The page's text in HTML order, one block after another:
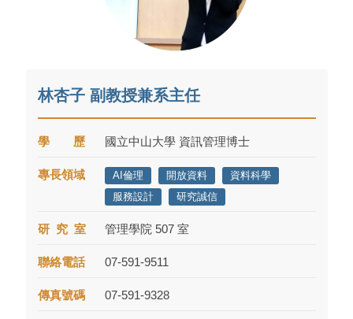
林杏子 副教授兼系主任
學 歷 國立中山大學 資訊管理博士
專長領域 AI倫理 開放資料
資料科學
服務設計
研究誠信
研 究 室 管理學院 507 室
聯絡電話 07-591-9511
傳真號碼 07-591-9328